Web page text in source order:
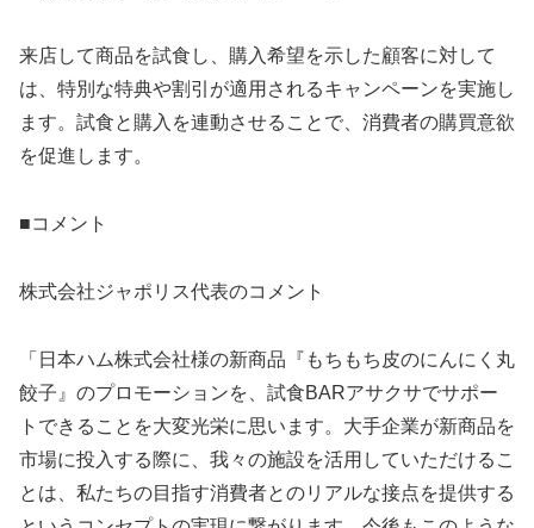
来店して商品を試食し、購入希望を示した顧客に対して
は、特別な特典や割引が適用されるキャンペーンを実施し
ます。試食と購入を連動させることで、消費者の購買意欲
を促進します。
■コメント
株式会社ジャポリス代表のコメント
「日本ハム株式会社様の新商品『もちもち皮のにんにく丸
餃子』のプロモーションを、試食BARアサクサでサポー
トできることを大変光栄に思います。大手企業が新商品を
市場に投入する際に、我々の施設を活用していただけるこ
とは、私たちの目指す消費者とのリアルな接点を提供する